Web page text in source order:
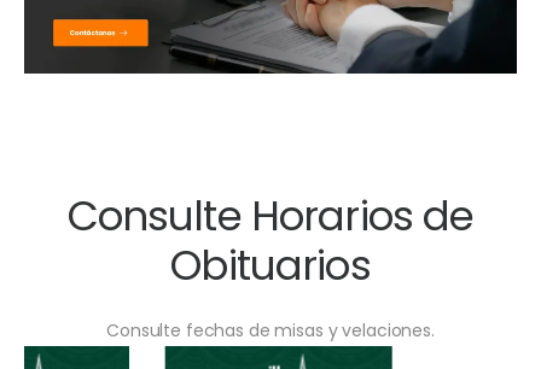
Consulte Horarios de
Obituarios
Consulte fechas de misas y velaciones.